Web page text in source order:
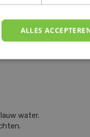
is want de
zijn voor jezelf, maar
water.
ALLES